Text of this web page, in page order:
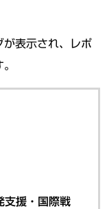
が表示され、レポ
支援・国際戦